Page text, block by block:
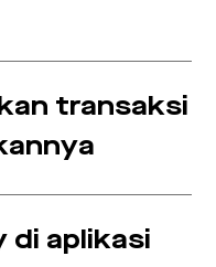
transaksi
di aplikasi